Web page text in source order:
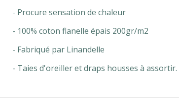
- Procure sensation de chaleur
- 100% coton flanelle épais 200gr/m2
- Fabriqué par Linandelle
- Taies d'oreiller et draps housses à assortir.